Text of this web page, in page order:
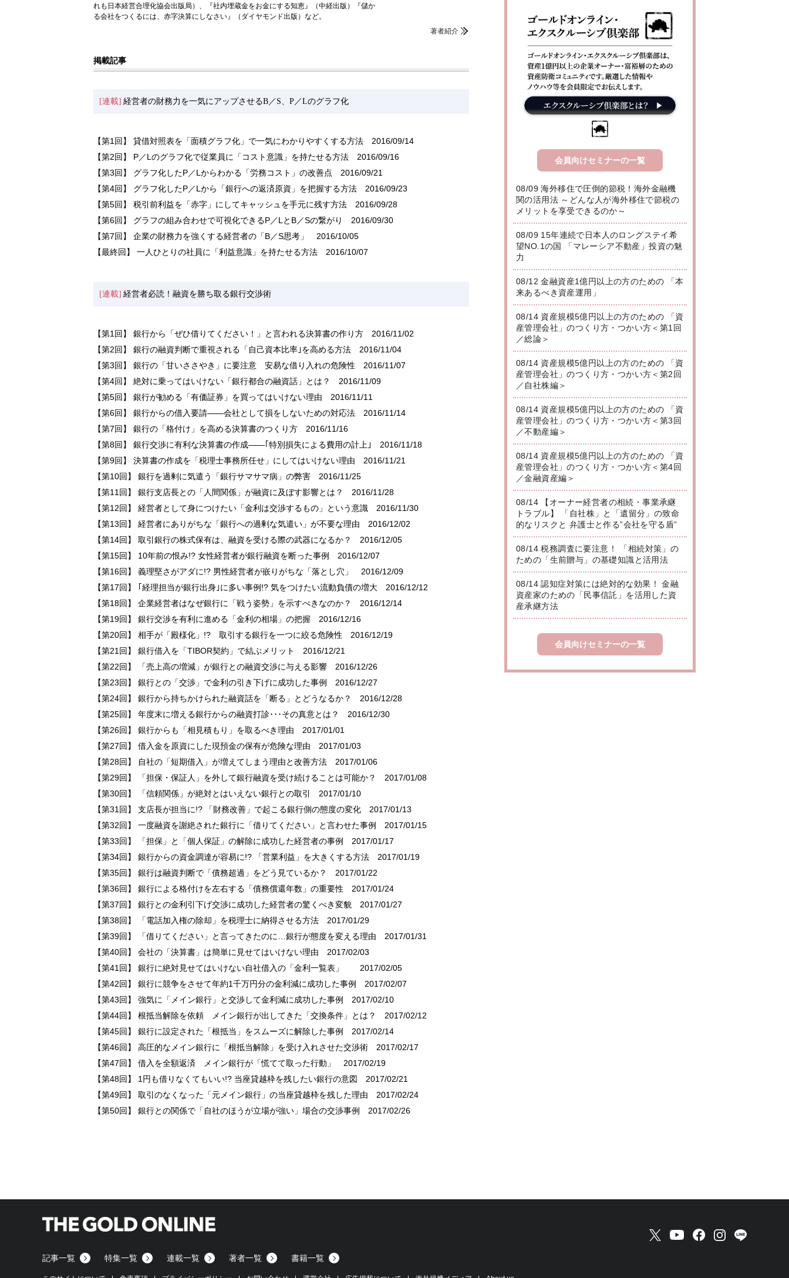
れも日本経営合理化協会出版局）、『社内埋蔵金をお金にする知恵』（中経出版）『儲か
る会社をつくるには、赤字決算にしなさい』（ダイヤモンド出版）など。
著者紹介
掲載記事
[連載] 経営者の財務力を一気にアップさせるB／S、P／Lのグラフ化
【第1回】 貸借対照表を「面積グラフ化」で一気にわかりやすくする方法 2016/09/14
【第2回】 P／Lのグラフ化で従業員に「コスト意識」を持たせる方法 2016/09/16
【第3回】 グラフ化したP／Lからわかる「労務コスト」の改善点 2016/09/21
【第4回】 グラフ化したP／Lから「銀行への返済原資」を把握する方法 2016/09/23
【第5回】 税引前利益を「赤字」にしてキャッシュを手元に残す方法 2016/09/28
【第6回】 グラフの組み合わせで可視化できるP／LとB／Sの繋がり
2016/09/30
【第7回】 企業の財務力を強くする経営者の「B／S思考」
2016/10/05
【最終回】 一人ひとりの社員に「利益意識」を持たせる方法 2016/10/07
[連載] 経営者必読！融資を勝ち取る銀行交渉術
【第1回】 銀行から「ぜひ借りてください！」と言われる決算書の作り方 2016/11/02
【第2回】 銀行の融資判断で重視される「自己資本比率｣を高める方法 2016/11/04
【第3回】 銀行の「甘いささやき」に要注意 安易な借り入れの危険性 2016/11/07
【第4回】 絶対に乗ってはいけない「銀行都合の融資話」とは？
2016/11/09
【第5回】 銀行が勧める「有価証券」を買ってはいけない理由 2016/11/11
【第6回】 銀行からの借入要請――会社として損をしないための対応法 2016/11/14
【第7回】 銀行の「格付け」を高める決算書のつくり方 2016/11/16
【第8回】 銀行交渉に有利な決算書の作成――｢特別損失による費用の計上｣
2016/11/18
【第9回】 決算書の作成を「税理士事務所任せ」にしてはいけない理由 2016/11/21
【第10回】 銀行を過剰に気遣う「銀行サマサマ病」の弊害 2016/11/25
【第11回】 銀行支店長との「人間関係」が融資に及ぼす影響とは？
2016/11/28
【第12回】 経営者として身につけたい「金利は交渉するもの」という意識 2016/11/30
【第13回】 経営者にありがちな「銀行への過剰な気遣い」が不要な理由 2016/12/02
【第14回】 取引銀行の株式保有は、融資を受ける際の武器になるか？
2016/12/05
【第15回】 10年前の恨み!? 女性経営者が銀行融資を断った事例
2016/12/07
【第16回】 義理堅さがアダに!? 男性経営者が嵌りがちな「落とし穴」
2016/12/09
【第17回】 ｢経理担当が銀行出身｣に多い事例!? 気をつけたい流動負債の増大 2016/12/12
【第18回】 企業経営者はなぜ銀行に「戦う姿勢」を示すべきなのか？
2016/12/14
【第19回】 銀行交渉を有利に進める「金利の相場」の把握 2016/12/16
【第20回】 相手が「殿様化」!? 取引する銀行を一つに絞る危険性 2016/12/19
【第21回】 銀行借入を「TIBOR契約」で結ぶメリット
2016/12/21
【第22回】 「売上高の増減」が銀行との融資交渉に与える影響 2016/12/26
【第23回】 銀行との「交渉」で金利の引き下げに成功した事例
2016/12/27
【第24回】 銀行から持ちかけられた融資話を「断る」とどうなるか？
2016/12/28
【第25回】 年度末に増える銀行からの融資打診･･･その真意とは？
2016/12/30
【第26回】 銀行からも「相見積もり」を取るべき理由 2017/01/01
【第27回】 借入金を原資にした現預金の保有が危険な理由 2017/01/03
【第28回】 自社の「短期借入」が増えてしまう理由と改善方法 2017/01/06
【第29回】 「担保・保証人」を外して銀行融資を受け続けることは可能か？
2017/01/08
【第30回】 「信頼関係」が絶対とはいえない銀行との取引
2017/01/10
【第31回】 支店長が担当に!? 「財務改善」で起こる銀行側の態度の変化 2017/01/13
【第32回】 一度融資を謝絶された銀行に「借りてください」と言わせた事例
2017/01/15
【第33回】 「担保」と「個人保証」の解除に成功した経営者の事例
2017/01/17
【第34回】 銀行からの資金調達が容易に!? 「営業利益」を大きくする方法 2017/01/19
【第35回】 銀行は融資判断で「債務超過」をどう見ているか？
2017/01/22
【第36回】 銀行による格付けを左右する「債務償還年数」の重要性 2017/01/24
【第37回】 銀行との金利引下げ交渉に成功した経営者の驚くべき変貌 2017/01/27
【第38回】 「電話加入権の除却」を税理士に納得させる方法 2017/01/29
【第39回】 「借りてください」と言ってきたのに…銀行が態度を変える理由 2017/01/31
【第40回】 会社の「決算書」は簡単に見せてはいけない理由 2017/02/03
【第41回】 銀行に絶対見せてはいけない自社借入の「金利一覧表」
2017/02/05
【第42回】 銀行に競争をさせて年約1千万円分の金利減に成功した事例
2017/02/07
【第43回】 強気に「メイン銀行」と交渉して金利減に成功した事例
2017/02/10
【第44回】 根抵当解除を依頼 メイン銀行が出してきた「交換条件」とは？
2017/02/12
【第45回】 銀行に設定された「根抵当」をスムーズに解除した事例
2017/02/14
【第46回】 高圧的なメイン銀行に「根抵当解除」を受け入れさせた交渉術 2017/02/17
【第47回】 借入を全額返済 メイン銀行が「慌てて取った行動」
2017/02/19
【第48回】 1円も借りなくてもいい!? 当座貸越枠を残したい銀行の意図
2017/02/21
【第49回】 取引のなくなった「元メイン銀行」の当座貸越枠を残した理由 2017/02/24
【第50回】 銀行との関係で「自社のほうが立場が強い」場合の交渉事例
2017/02/26
会員向けセミナーの一覧
08/09 海外移住で圧倒的節税！海外金融機
関の活用法 ～どんな人が海外移住で節税の
メリットを享受できるのか～
08/09 15年連続で日本人のロングステイ希
望NO.1の国 「マレーシア不動産」投資の魅
力
08/12 金融資産1億円以上の方のための 「本
来あるべき資産運用」
08/14 資産規模5億円以上の方のための 「資
産管理会社」のつくり方・つかい方＜第1回
／総論＞
08/14 資産規模5億円以上の方のための 「資
産管理会社」のつくり方・つかい方＜第2回
／自社株編＞
08/14 資産規模5億円以上の方のための 「資
産管理会社」のつくり方・つかい方＜第3回
／不動産編＞
08/14 資産規模5億円以上の方のための 「資
産管理会社」のつくり方・つかい方＜第4回
／金融資産編＞
08/14 【オーナー経営者の相続・事業承継
トラブル】 「自社株」と「遺留分」の致命
的なリスクと 弁護士と作る”会社を守る盾”
08/14 税務調査に要注意！ 「相続対策」の
ための「生前贈与」の基礎知識と活用法
08/14 認知症対策には絶対的な効果！ 金融
資産家のための「民事信託」を活用した資
産承継方法
会員向けセミナーの一覧
記事一覧 特集一覧 連載一覧 著者一覧 書籍一覧